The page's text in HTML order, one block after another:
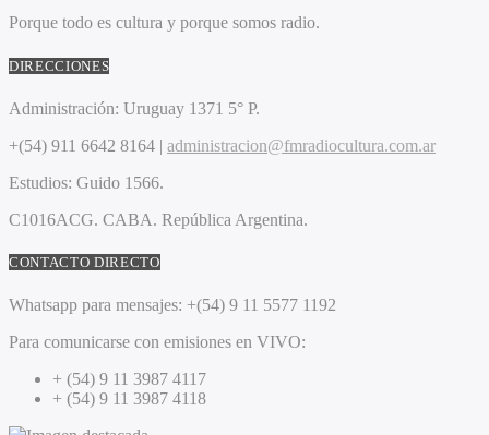
Porque todo es cultura y porque somos radio.
DIRECCIONES
Administración: Uruguay 1371 5° P.
+(54) 911 6642 8164 | administracion@fmradiocultura.com.ar
Estudios: Guido 1566.
C1016ACG. CABA. República Argentina.
CONTACTO DIRECTO
Whatsapp para mensajes: +(54) 9 11 5577 1192
Para comunicarse con emisiones en VIVO:
+ (54) 9 11 3987 4117
+ (54) 9 11 3987 4118